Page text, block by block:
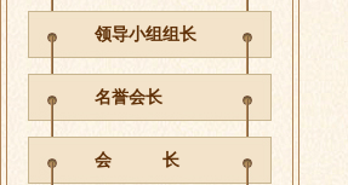
领导小组组长
名誉会长
会 长